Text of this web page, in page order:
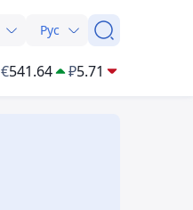
Рус
€541.64 ₽5.71